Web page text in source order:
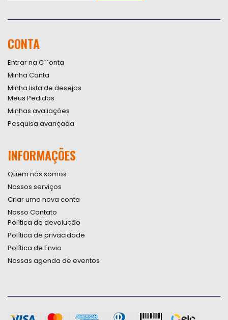
Newsletter:
CONTA
Entrar na C``onta
Minha Conta
Minha lista de desejos
Meus Pedidos
Minhas avaliações
Pesquisa avançada
INFORMAÇÕES
Quem nós somos
Nossos serviços
Criar uma nova conta
Nosso Contato
Política de devolução
Política de privacidade
Política de Envio
Nossas agenda de eventos